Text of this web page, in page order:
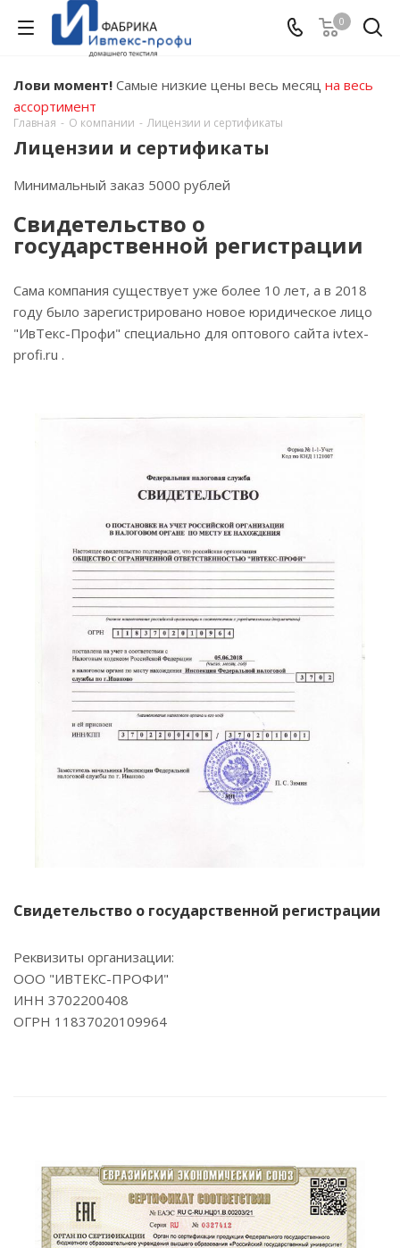
0
Лови момент! Самые низкие цены весь месяц на весь
ассортимент
Главная - О компании - Лицензии и сертификаты
Лицензии и сертификаты
Минимальный заказ 5000 рублей
Свидетельство о
государственной регистрации
Сама компания существует уже более 10 лет, а в 2018
году было зарегистрировано новое юридическое лицо
"ИвТекс-Профи" специально для оптового сайта ivtex-
profi.ru .
Свидетельство о государственной регистрации
Реквизиты организации:
ООО "ИВТЕКС-ПРОФИ"
ИНН 3702200408
ОГРН 11837020109964